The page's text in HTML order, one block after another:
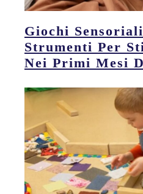
Giochi
Strumenti Per
Nei Primi Mesi